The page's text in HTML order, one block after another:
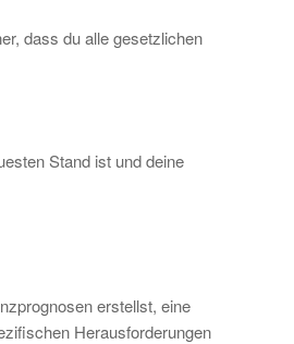
dass du alle gesetzlichen
Stand ist und deine
erstellst, eine
Herausforderungen